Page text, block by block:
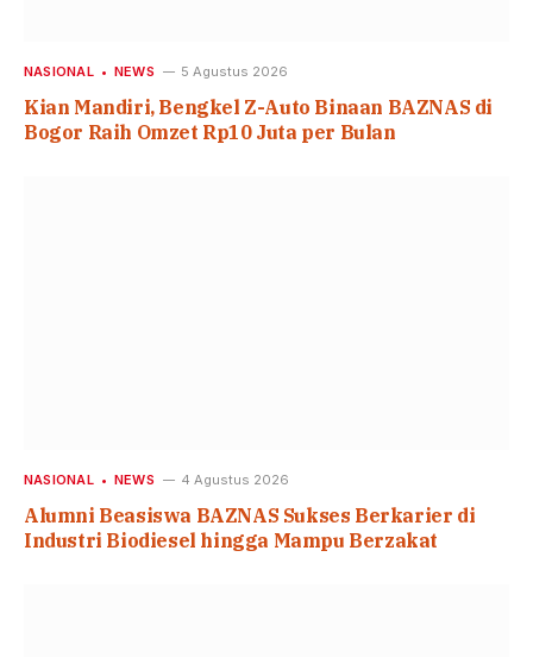
NASIONAL NEWS 5 Agustus 2026
Kian Mandiri, Bengkel Z-Auto Binaan BAZNAS di
Bogor Raih Omzet Rp10 Juta per Bulan
NASIONAL NEWS 4 Agustus 2026
Alumni Beasiswa BAZNAS Sukses Berkarier di
Industri Biodiesel hingga Mampu Berzakat